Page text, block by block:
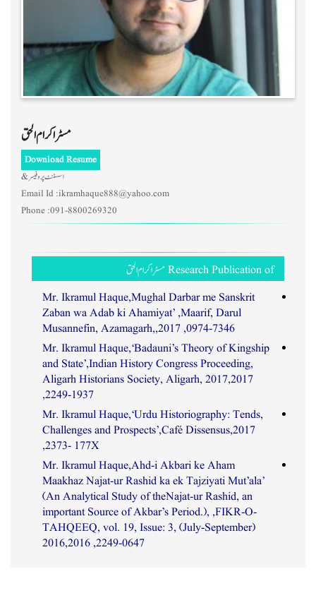
مسٹر اکرام الحق
Download Resume
اسسٹنٹ پروفیسر &
Email Id :ikramhaque888@yahoo.com
Phone :091-8800269320
Research Publication of مسٹر اکرام الحق
Mr. Ikramul Haque,Mughal Darbar me Sanskrit
Zaban wa Adab ki Ahamiyat’ ,Maarif, Darul
Musannefin, Azamagarh,,2017 ,0974-7346
Mr. Ikramul Haque,‘Badauni’s Theory of Kingship
and State’,Indian History Congress Proceeding,
Aligarh Historians Society, Aligarh, 2017,2017
,2249-1937
Mr. Ikramul Haque,‘Urdu Historiography: Tends,
Challenges and Prospects’,Café Dissensus,2017
,2373- 177X
Mr. Ikramul Haque,Ahd-i Akbari ke Aham
Maakhaz Najat-ur Rashid ka ek Tajziyati Mut’ala’
(An Analytical Study of theNajat-ur Rashid, an
important Source of Akbar’s Period.), ,FIKR-O-
TAHQEEQ, vol. 19, Issue: 3, (July-September)
2016,2016 ,2249-0647